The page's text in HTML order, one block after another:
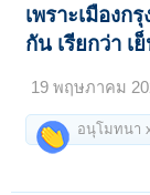
เพราะเมือง
กัน เรียกว่า เ
19 พฤษภาคม
อนุโมทนา